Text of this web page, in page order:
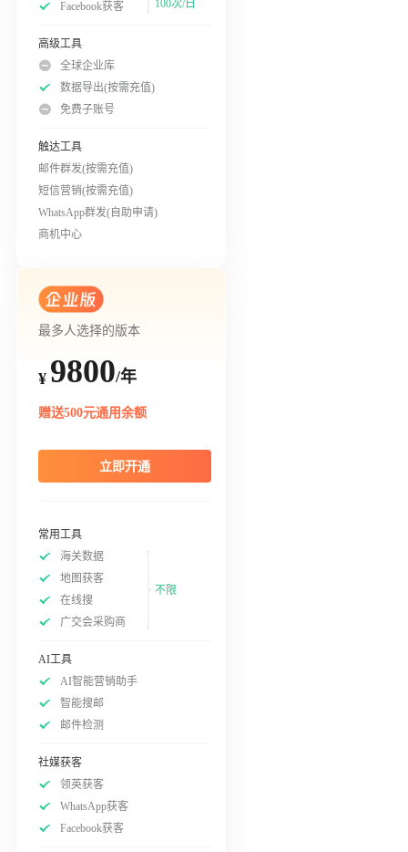
Facebook获客 100次/日
高级工具
全球企业库
数据导出(按需充值)
免费子账号
触达工具
邮件群发(按需充值)
短信营销(按需充值)
WhatsApp群发(自助申请)
商机中心
最多人选择的版本
¥ 9800/年
赠送500元通用余额
立即开通
常用工具
海关数据
地图获客
在线搜
广交会采购商
不限
AI工具
AI智能营销助手
智能搜邮
邮件检测
社媒获客
领英获客
WhatsApp获客
Facebook获客